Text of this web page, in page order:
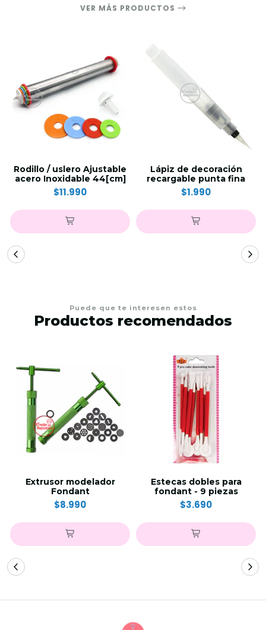
VER MÁS PRODUCTOS
Rodillo / uslero Ajustable
acero Inoxidable 44[cm]
$11.990
Lápiz de decoración
recargable punta fina
$1.990
Puede que te interesen estos
Productos recomendados
Extrusor modelador
Fondant
$8.990
Estecas dobles para
fondant - 9 piezas
$3.690